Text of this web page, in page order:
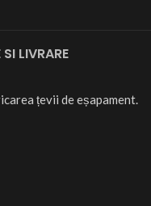
SI LIVRARE
țevii de eșapament.